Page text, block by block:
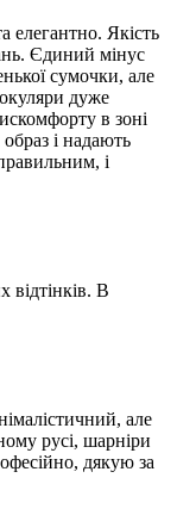
елегантно. Якість
Єдиний мінус
сумочки, але
дуже
в зоні
і надають
і
відтінків. В
але
русі, шарніри
дякую за